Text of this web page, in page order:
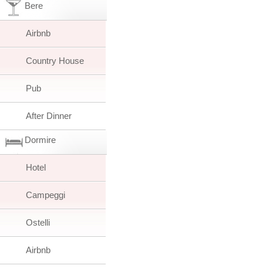
Bere
Airbnb
Country House
Pub
After Dinner
Dormire
Hotel
Campeggi
Ostelli
Airbnb